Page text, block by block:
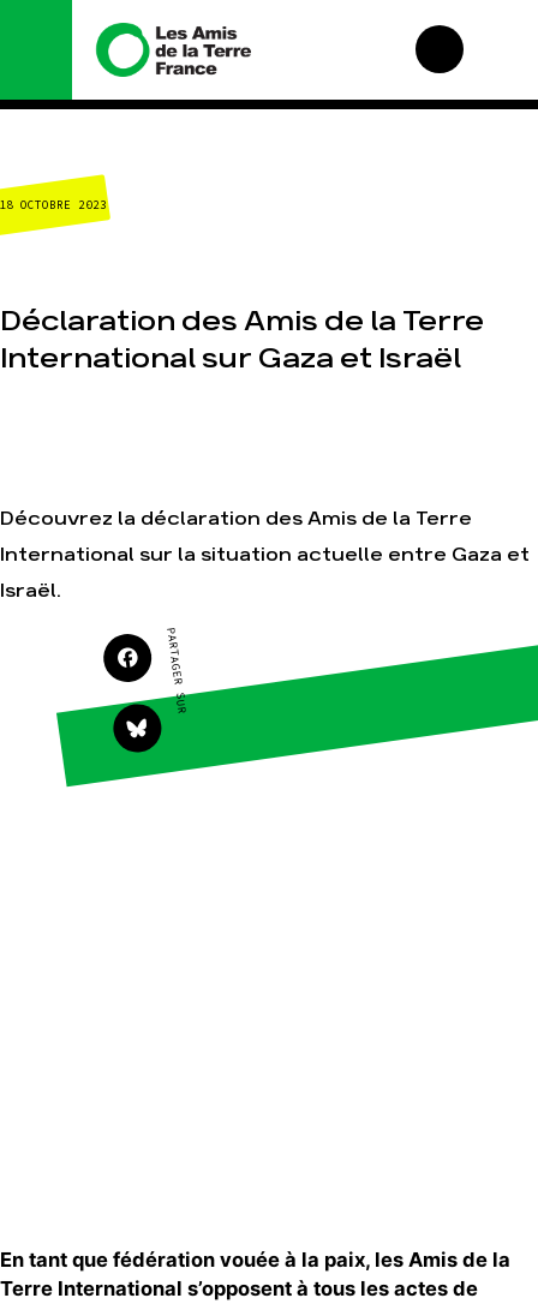
Nous connaître
Histoire
Valeurs
Équipes et
de la Terre
Mode : une tendance
destructrice
Gaz au Mozambique,
Faire un don
S'engager sur le
terrain
Agir au quotidien
Soutenir les
campagnes
Climat – Énergie
Agriculture
18 OCTOBRE 2023
Déclaration des Amis de la Terre
International sur Gaza et Israël
Découvrez la déclaration des Amis de la Terre
International sur la situation actuelle entre Gaza et
Israël.
PARTAGER SUR
En tant que fédération vouée à la paix, les Amis de la
Terre International s’opposent à tous les actes de